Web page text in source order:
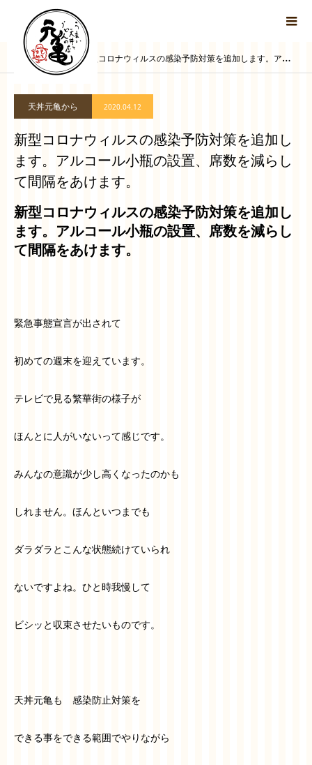
ブログ 新型コロナウィルスの感染予防対策を追加します。アルコール小瓶の設置、席数を減らして間隔をあけます。
天丼元亀から 2020.04.12
新型コロナウィルスの感染予防対策を追加し
ます。アルコール小瓶の設置、席数を減らし
て間隔をあけます。
新型コロナウィルスの感染予防対策を追加し
ます。アルコール小瓶の設置、席数を減らし
て間隔をあけます。
緊急事態宣言が出されて
初めての週末を迎えています。
テレビで見る繁華街の様子が
ほんとに人がいないって感じです。
みんなの意識が少し高くなったのかも
しれません。ほんといつまでも
ダラダラとこんな状態続けていられ
ないですよね。ひと時我慢して
ビシッと収束させたいものです。
天丼元亀も 感染防止対策を
できる事をできる範囲でやりながら